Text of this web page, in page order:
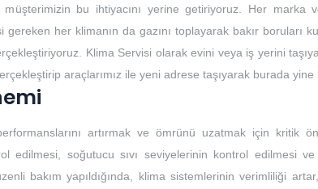
bu ihtiyacını yerine getiriyoruz. Her marka
gereken her klimanın da gazını toplayarak bakır boruları
Klima Servisi olarak evini veya iş yerini
araçlarımız ile yeni adrese taşıyarak burada yine
artırmak ve ömrünü uzatmak için kritik
edilmesi, soğutucu sıvı seviyelerinin kontrol edilmesi ve
bakım yapıldığında, klima sistemlerinin verimliliği